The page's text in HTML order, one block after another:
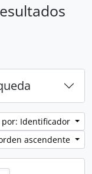
Identificador
ascendente